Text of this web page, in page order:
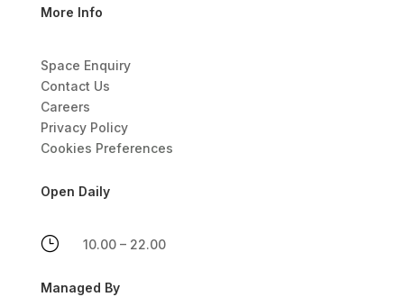
More Info
Space Enquiry
Contact Us
Careers
Privacy Policy
Cookies Preferences
Open Daily
} 10.00 – 22.00
Managed By